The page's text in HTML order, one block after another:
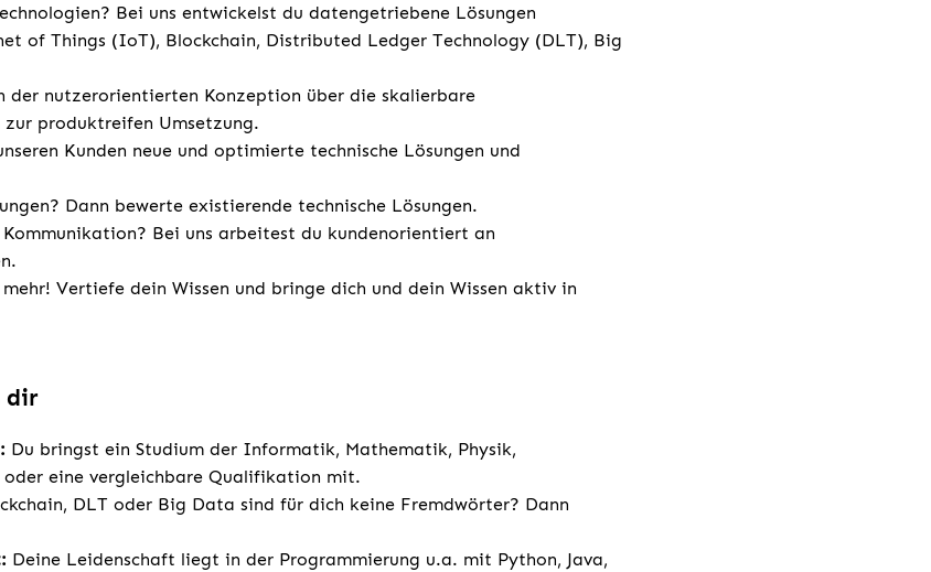
Bei uns entwickelst du datengetriebene Lösungen
of Things (IoT), Blockchain, Distributed Ledger Technology (DLT), Big
der nutzerorientierten Konzeption über die skalierbare
produktreifen Umsetzung.
Kunden neue und optimierte technische Lösungen und
Dann bewerte existierende technische Lösungen.
Bei uns arbeitest du kundenorientiert an
Vertiefe dein Wissen und bringe dich und dein Wissen aktiv in
dir
Du bringst ein Studium der Informatik, Mathematik, Physik,
oder eine vergleichbare Qualifikation mit.
DLT oder Big Data sind für dich keine Fremdwörter? Dann
Deine Leidenschaft liegt in der Programmierung u.a. mit Python, Java,